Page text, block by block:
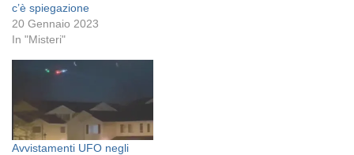
c’è spiegazione
20 Gennaio 2023
In "Misteri"
Avvistamenti UFO negli